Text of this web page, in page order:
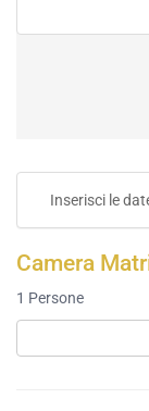
Inserisci le
Camera
1 Persone